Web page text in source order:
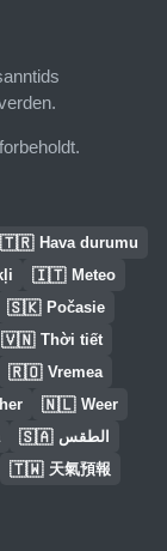
🇹🇷 Hava durumu
🇮🇹 Meteo
🇸🇰 Počasie
🇻🇳 Thời tiết
🇷🇴 Vremea
🇳🇱 Weer
🇸🇦 الطقس
🇹🇼 天氣預報